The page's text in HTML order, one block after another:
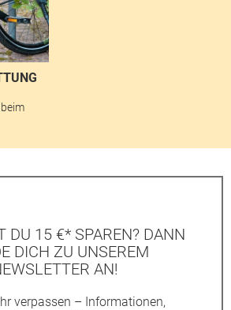
DU 15 €* SPAREN? DANN
DICH ZU UNSEREM
AN!
verpassen – Informationen,